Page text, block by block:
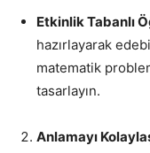
Etkinlik Tabanlı
hazırlayarak
matematik
tasarlayın.
Anlamayı